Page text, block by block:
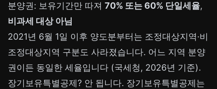
분양권: 보유기간만 따져 70% 또는 60% 단일세율,
비과세 대상 아님
2021년 6월 1일 이후 양도분부터는 조정대상지역·비
조정대상지역 구분도 사라졌습니다. 어느 지역 분양
권이든 동일한 세율입니다 (국세청, 2026년 기준).
장기보유특별공제? 안 됩니다. 장기보유특별공제는